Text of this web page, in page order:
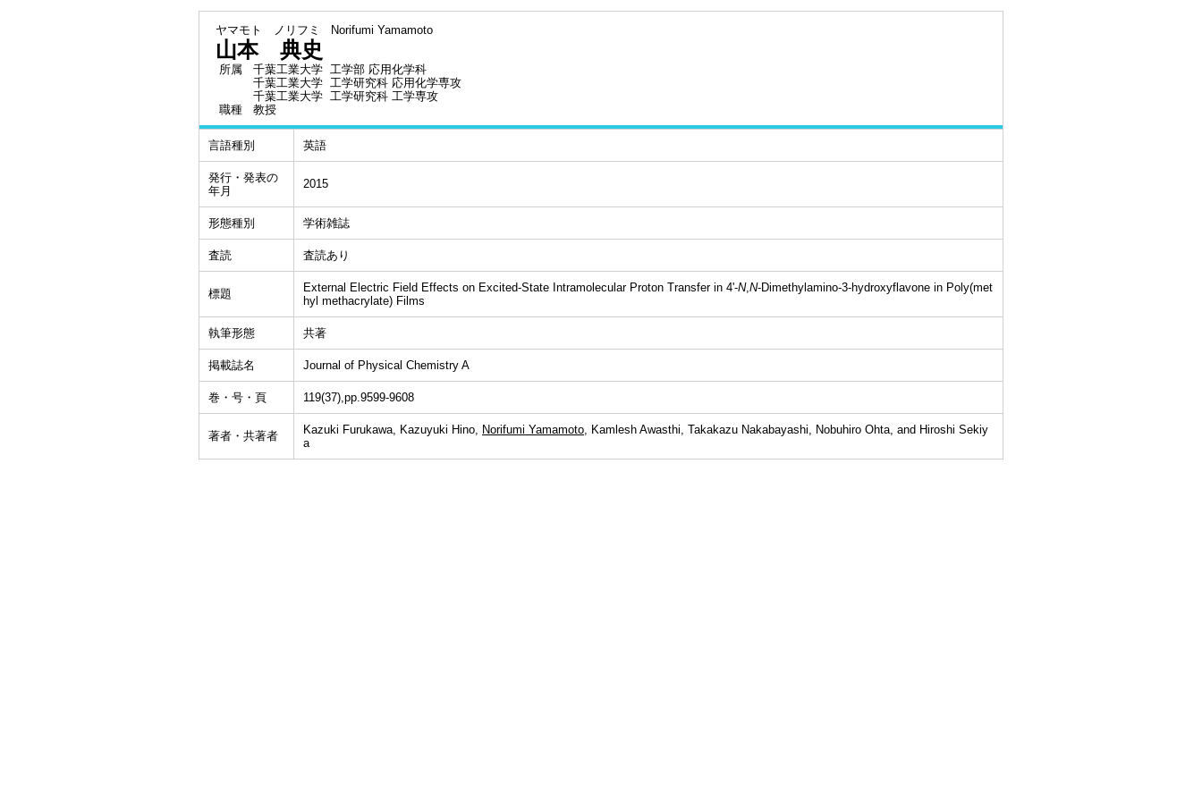
ヤマモト ノリフミ Norifumi Yamamoto
山本 典史
所属
千葉工業大学 工学部 応用化学科
千葉工業大学 工学研究科 応用化学専攻
千葉工業大学 工学研究科 工学専攻
職種
教授
言語種別 英語
発行・発表の
年月
2015
形態種別 学術雑誌
査読 査読あり
標題 External Electric Field Effects on Excited-State Intramolecular Proton Transfer in 4'-N,N-Dimethylamino-3-hydroxyflavone in Poly(met
hyl methacrylate) Films
執筆形態 共著
掲載誌名 Journal of Physical Chemistry A
巻・号・頁 119(37),pp.9599-9608
著者・共著者 Kazuki Furukawa, Kazuyuki Hino, Norifumi Yamamoto, Kamlesh Awasthi, Takakazu Nakabayashi, Nobuhiro Ohta, and Hiroshi Sekiy
a